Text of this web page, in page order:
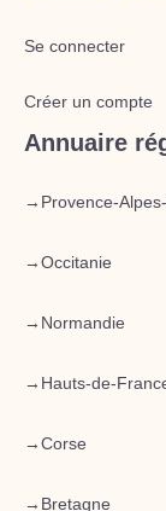
Se connecter
Créer un compte
Annuaire
→ Provence-
→Occitanie
→ Normandie
→ Hauts-de-
→Corse
→ Bretagne